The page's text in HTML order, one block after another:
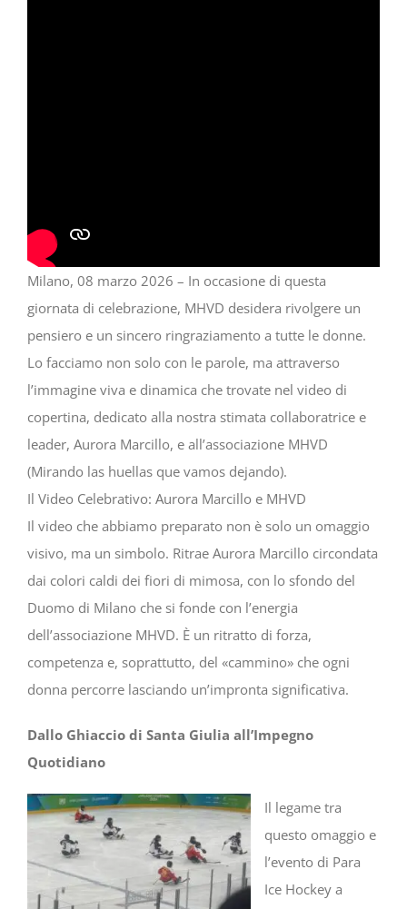
Milano, 08 marzo 2026 – In occasione di questa
giornata di celebrazione, MHVD desidera rivolgere un
pensiero e un sincero ringraziamento a tutte le donne.
Lo facciamo non solo con le parole, ma attraverso
l’immagine viva e dinamica che trovate nel video di
copertina, dedicato alla nostra stimata collaboratrice e
leader, Aurora Marcillo, e all’associazione MHVD
(Mirando las huellas que vamos dejando).
Il Video Celebrativo: Aurora Marcillo e MHVD
Il video che abbiamo preparato non è solo un omaggio
visivo, ma un simbolo. Ritrae Aurora Marcillo circondata
dai colori caldi dei fiori di mimosa, con lo sfondo del
Duomo di Milano che si fonde con l’energia
dell’associazione MHVD. È un ritratto di forza,
competenza e, soprattutto, del «cammino» che ogni
donna percorre lasciando un’impronta significativa.
Dallo Ghiaccio di Santa Giulia all’Impegno
Quotidiano
Il legame tra
questo omaggio e
l’evento di Para
Ice Hockey a